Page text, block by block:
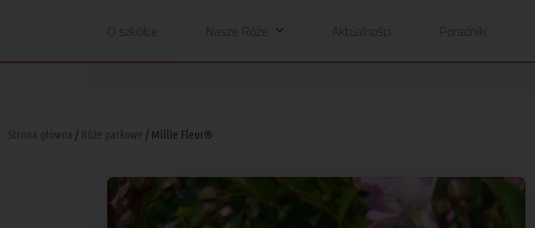
O szkółce Nasze Róże Aktualności Poradniki
Strona główna / Róże parkowe / Millie Fleur®